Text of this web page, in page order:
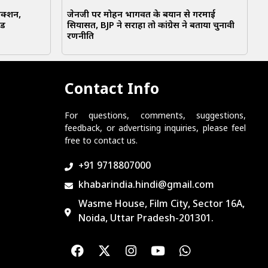
जेनजी पर मोहन भागवत के बयान से गरमाई
सियासत, BJP ने सराहा तो कांग्रेस ने बताया चुनावी
रणनीति
Contact Info
For questions, comments, suggestions,
feedback, or advertising inquiries, please feel
free to contact us.
+91 9718807000
khabarindia.hindi@gmail.com
Wasme House, Film City, Sector 16A,
Noida, Uttar Pradesh-201301.